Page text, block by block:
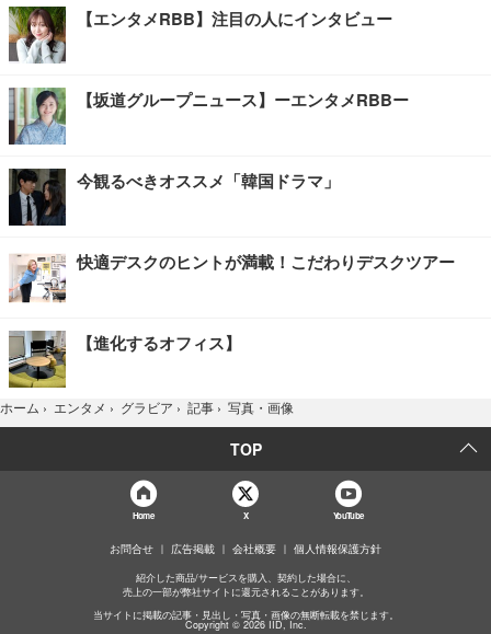
【エンタメRBB】注目の人にインタビュー
【坂道グループニュース】ーエンタメRBBー
今観るべきオススメ「韓国ドラマ」
快適デスクのヒントが満載！こだわりデスクツアー
【進化するオフィス】
ホーム › エンタメ › グラビア › 記事 › 写真・画像
TOP
Home X YouTube
お問合せ 広告掲載 会社概要 個人情報保護方針
紹介した商品/サービスを購入、契約した場合に、
売上の一部が弊社サイトに還元されることがあります。
当サイトに掲載の記事・見出し・写真・画像の無断転載を禁じます。
Copyright © 2026 IID, Inc.